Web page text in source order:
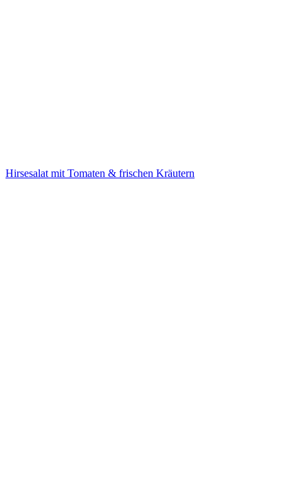
Hirsesalat mit Tomaten & frischen Kräutern